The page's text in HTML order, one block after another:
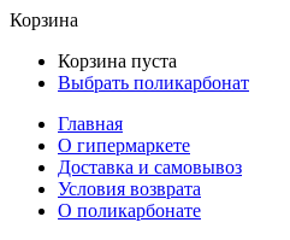
Корзина
Корзина пуста
Выбрать поликарбонат
Главная
О гипермаркете
Доставка и самовывоз
Условия возврата
О поликарбонате